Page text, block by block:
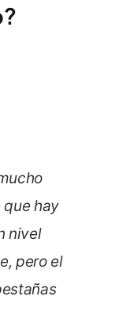
que hay
nivel
pero el